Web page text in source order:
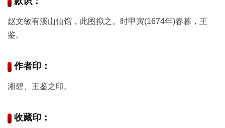
赵文敏有溪山仙馆，此图拟之。时甲寅(1674年)春暮，王
鉴。
作者印：
湘碧、王鉴之印。
收藏印：
刻
文
玉
器
器